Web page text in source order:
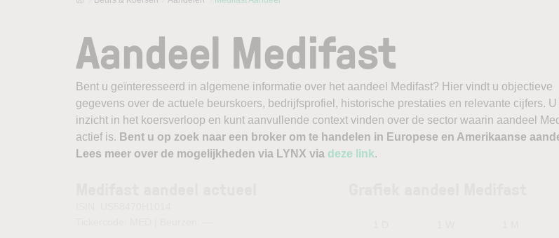
Aandeel Medifast
Bent u geïnteresseerd in algemene informatie over het aandeel Medifast? Hier vindt u objectieve
gegevens over de actuele beurskoers, bedrijfsprofiel, historische prestaties en relevante cijfers.
inzicht in het koersverloop en kunt aanvullende context vinden over de sector waarin aandeel
actief is. Bent u op zoek naar een broker om te handelen in Europese en Amerikaanse
Lees meer over de mogelijkheden via LYNX via deze link.